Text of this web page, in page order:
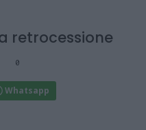
retrocessione
0
Whatsapp